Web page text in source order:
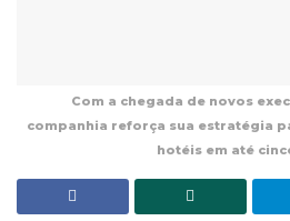
Com a chegada de novos
companhia reforça sua estratégia
hotéis em até